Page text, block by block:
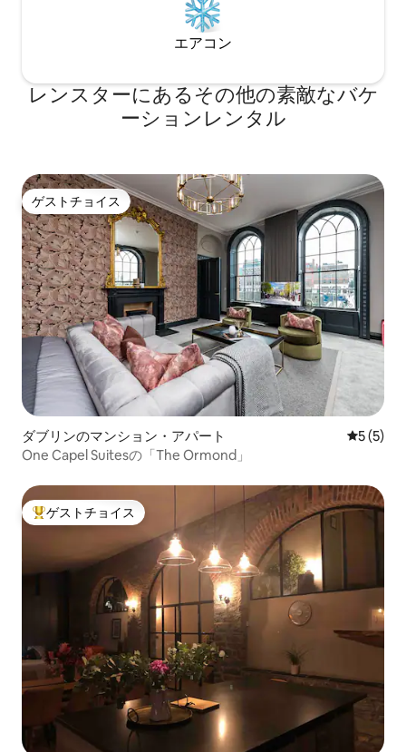
エアコン
レンスターにあるその他の素敵なバケ
ーションレンタル
ゲストチョイス
ゲストチョイス
ダブリンのマンション・アパート レビュー
5 (5)
One Capel Suitesの「The Ormond」
大好評のゲストチョイスです。
ゲストチョイス